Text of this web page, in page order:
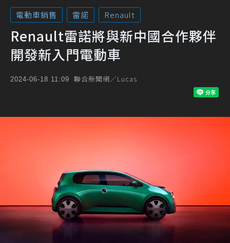
電動車銷售 雷諾 Renault
Renault雷諾將與新中國合作夥伴
開發新入門電動車
2024-06-18 11:09 聯合新聞網／Lucas